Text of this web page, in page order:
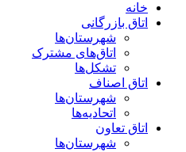
خانه
اتاق بازرگانی
شهرستان‌ها
اتاق‌های مشترک
تشکل‌ها
اتاق اصناف
شهرستان‌ها
اتحادیه‌ها
اتاق تعاون
شهرستان‌ها